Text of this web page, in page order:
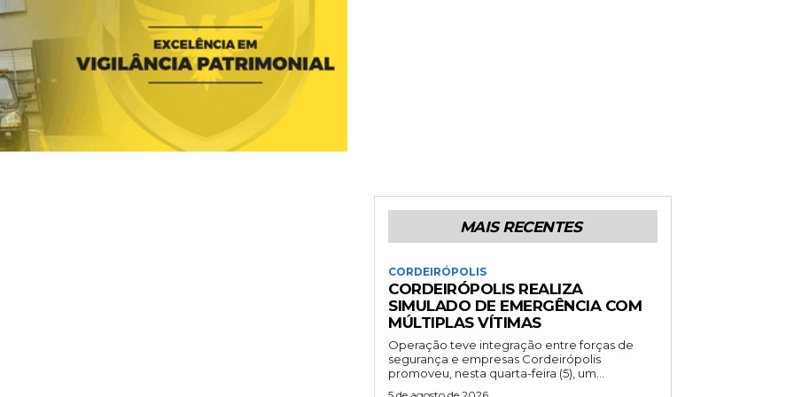
MAIS RECENTES
CORDEIRÓPOLIS
CORDEIRÓPOLIS REALIZA
SIMULADO DE EMERGÊNCIA COM
MÚLTIPLAS VÍTIMAS
Operação teve integração entre forças de
segurança e empresas Cordeirópolis
promoveu, nesta quarta-feira (5), um...